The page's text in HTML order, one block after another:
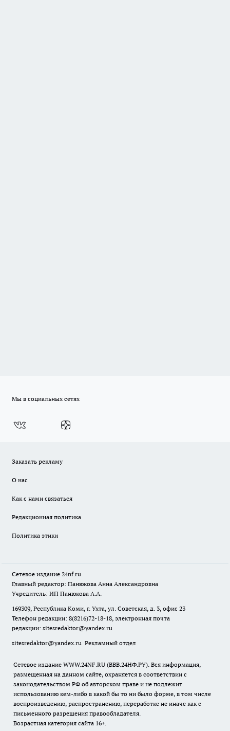
Мы в социальных сетях
Заказать рекламу
О нас
Как с нами связаться
Редакционная политика
Политика этики
Сетевое издание 24nf.ru
Главный редактор: Панюкова Анна Александровна
Учредитель: ИП Панюкова А.А.
169309, Республика Коми, г. Ухта, ул. Советская, д. 3, офис 23
Телефон редакции: 8(8216)72-18-18, электронная почта
редакции: sitesredaktor@yandex.ru
sitesredaktor@yandex.ru Рекламный отдел
Сетевое издание WWW.24NF.RU (ВВВ.24НФ.РУ). Вся информация,
размещенная на данном сайте, охраняется в соответствии с
законодательством РФ об авторском праве и не подлежит
использованию кем-либо в какой бы то ни было форме, в том числе
воспроизведению, распространению, переработке не иначе как с
письменного разрешения правообладателя.
Возрастная категория сайта 16+.